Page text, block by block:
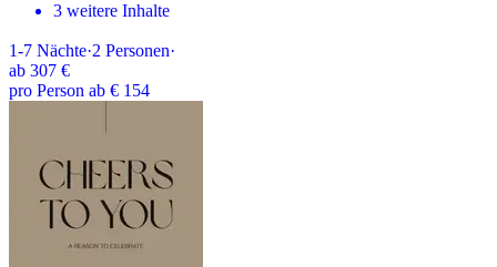
3 weitere Inhalte
1-7 Nächte·2 Personen·
ab 307 €
pro Person ab € 154